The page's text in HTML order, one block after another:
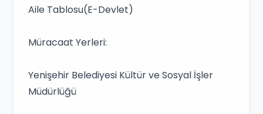
Aile Tablosu(E-Devlet)
Müracaat Yerleri:
Yenişehir Belediyesi Kültür ve Sosyal İşler
Müdürlüğü